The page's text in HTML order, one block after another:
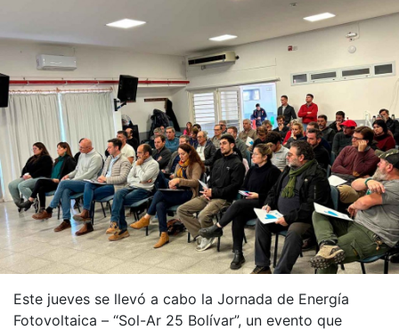
Este jueves se llevó a cabo la Jornada de Energía
Fotovoltaica – “Sol-Ar 25 Bolívar”, un evento que